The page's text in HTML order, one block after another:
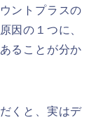
ントプラスの
因の１つに、
ることが分か
くと、実はデ